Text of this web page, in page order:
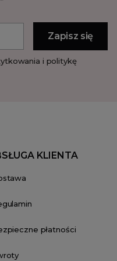
i politykę
KLIENTA
płatności